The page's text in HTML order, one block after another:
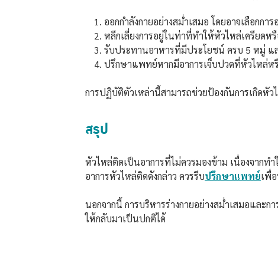
ออกกำลังกายอย่างสม่ำเสมอ โดยอาจเลือกก
หลีกเลี่ยงการอยู่ในท่าที่ทำให้หัวไหล่เครียด
รับประทานอาหารที่มีประโยชน์ ครบ 5 หมู่ แ
ปรึกษาแพทย์หากมีอาการเจ็บปวดที่หัวไหล่ห
การปฏิบัติตัวเหล่านี้สามารถช่วยป้องกันการเกิดหั
สรุป
หัวไหล่ติดเป็นอาการที่ไม่ควรมองข้าม เนื่องจากท
อาการหัวไหล่ติดดังกล่าว ควรรีบปรึกษาแพทย์เพื่
นอกจากนี้ การบริหารร่างกายอย่างสม่ำเสมอและ
ให้กลับมาเป็นปกติได้